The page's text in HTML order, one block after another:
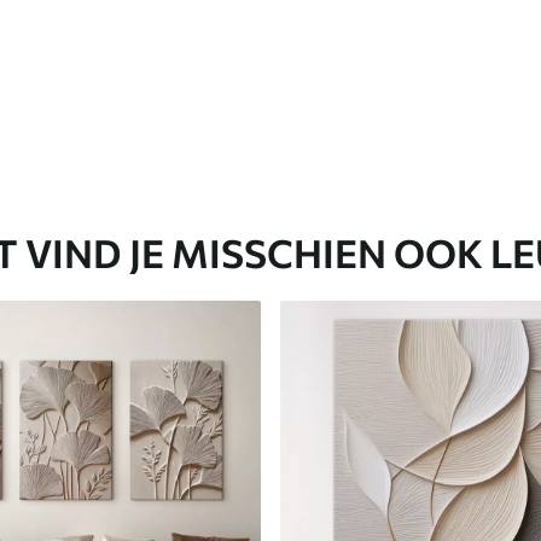
VIND JE MISSCHIEN OOK